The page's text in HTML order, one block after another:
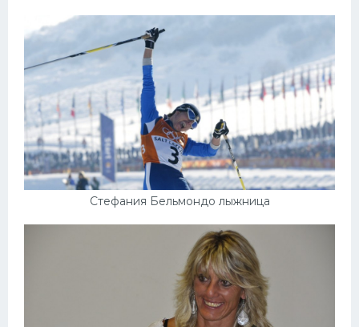
Стефания Бельмондо лыжница